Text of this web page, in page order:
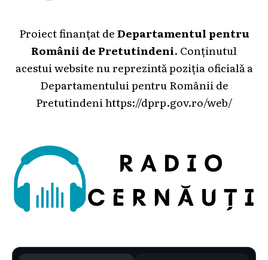
Proiect finanțat deDepartamentul pentru
Românii de Pretutindeni. Conținutul
acestui website nu reprezintă poziția oficială a
Departamentului pentru Românii de
Pretutindeni https://dprp.gov.ro/web/